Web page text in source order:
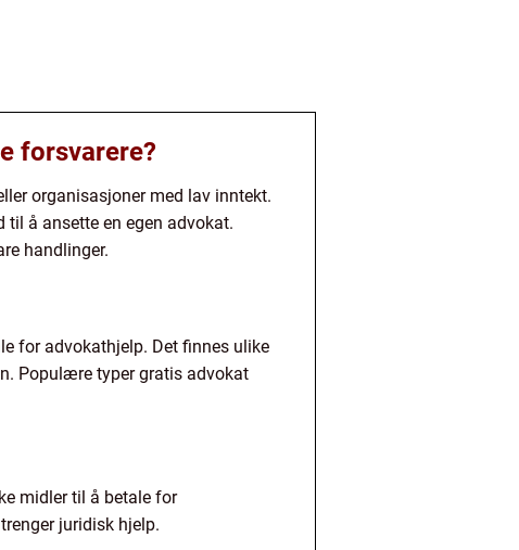
forsvarere?
organisasjoner med lav inntekt.
til å ansette en egen advokat.
handlinger.
for advokathjelp. Det finnes ulike
Populære typer gratis advokat
midler til å betale for
juridisk hjelp.